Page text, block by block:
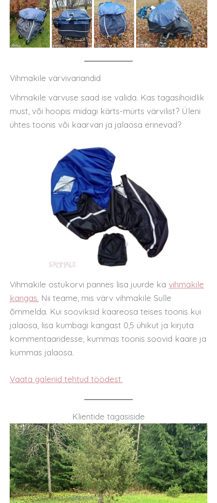
Vihmakile värvivariandid
Vihmakile värvuse saad ise valida. Kas tagasihoidlik
must, või hoopis midagi kärts-mürts värvilist? Üleni
ühtes toonis või kaarvari ja jalaosa erinevad?
Vihmakile ostukorvi pannes lisa juurde ka vihmakile
kangas. Nii teame, mis värv vihmakile Sulle
õmmelda. Kui sooviksid kaareosa teises toonis kui
jalaosa, lisa kumbagi kangast 0,5 ühikut ja kirjuta
kommentaaridesse, kummas toonis soovid kaare ja
kummas jalaosa.
Vaata galeriid tehtud töödest.
Klientide tagasiside